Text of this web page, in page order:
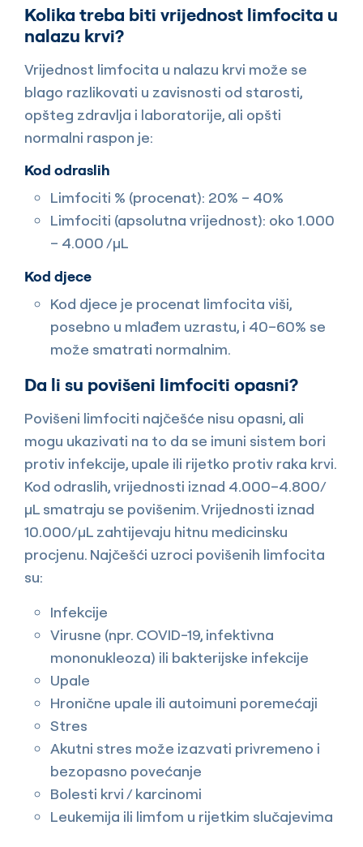
Kolika treba biti vrijednost limfocita u
nalazu krvi?
Vrijednost limfocita u nalazu krvi može se
blago razlikovati u zavisnosti od starosti,
opšteg zdravlja i laboratorije, ali opšti
normalni raspon je:
Kod odraslih
Limfociti % (procenat): 20% – 40%
Limfociti (apsolutna vrijednost): oko 1.000
– 4.000 /µL
Kod djece
Kod djece je procenat limfocita viši,
posebno u mlađem uzrastu, i 40–60% se
može smatrati normalnim.
Da li su povišeni limfociti opasni?
Povišeni limfociti najčešće nisu opasni, ali
mogu ukazivati na to da se imuni sistem bori
protiv infekcije, upale ili rijetko protiv raka krvi.
Kod odraslih, vrijednosti iznad 4.000–4.800/
µL smatraju se povišenim. Vrijednosti iznad
10.000/µL zahtijevaju hitnu medicinsku
procjenu. Najčešći uzroci povišenih limfocita
su:
Infekcije
Virusne (npr. COVID-19, infektivna
mononukleoza) ili bakterijske infekcije
Upale
Hronične upale ili autoimuni poremećaji
Stres
Akutni stres može izazvati privremeno i
bezopasno povećanje
Bolesti krvi / karcinomi
Leukemija ili limfom u rijetkim slučajevima